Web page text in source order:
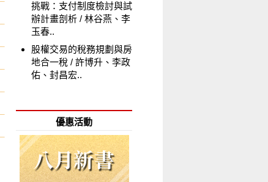
挑戰：支付制度檢討與試
辦計畫剖析
林谷燕、李
玉春..
股權交易的稅務規劃與房
地合一稅
許博升、李政
佑、封昌宏..
優惠活動